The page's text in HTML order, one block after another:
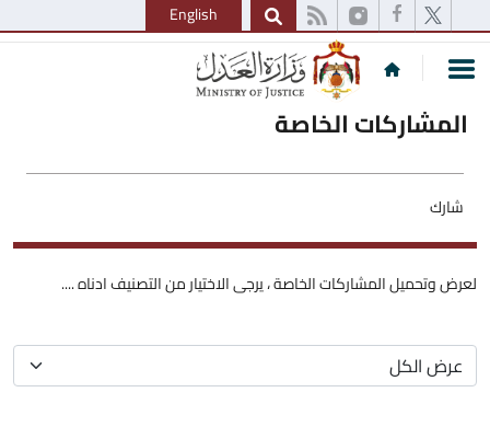
English
المشاركات الخاصة
شارك
لعرض وتحميل المشاركات الخاصة ، يرجى الاختيار من التصنيف ادناه ....